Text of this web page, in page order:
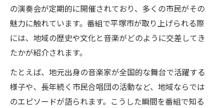
の演奏会が定期的に開催されており、多くの市民がその
魅力に触れています。番組で平塚市が取り上げられる際
には、地域の歴史や文化と音楽がどのように交差してき
たかが紹介されます。
たとえば、地元出身の音楽家が全国的な舞台で活躍する
様子や、長年続く市民合唱団の活動など、地域ならでは
のエピソードが語られます。こうした瞬間を番組で知る